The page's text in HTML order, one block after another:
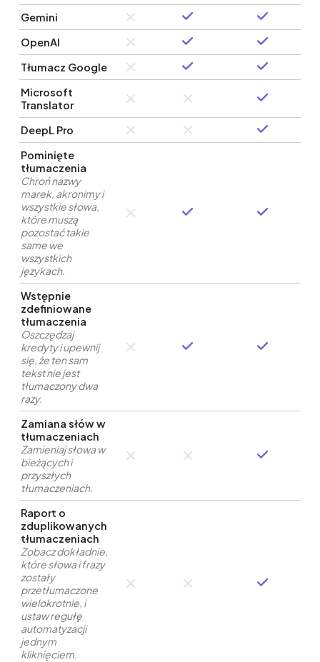
Gemini
OpenAI
Tłumacz Google
Microsoft
Translator
DeepL Pro
Pominięte
tłumaczenia
Chroń nazwy
marek, akronimy i
wszystkie słowa,
które muszą
pozostać takie
same we
wszystkich
językach.
Wstępnie
zdefiniowane
tłumaczenia
Oszczędzaj
kredyty i upewnij
się, że ten sam
tekst nie jest
tłumaczony dwa
razy.
Zamiana słów w
tłumaczeniach
Zamieniaj słowa w
bieżących i
przyszłych
tłumaczeniach.
Raport o
zduplikowanych
tłumaczeniach
Zobacz dokładnie,
które słowa i frazy
zostały
przetłumaczone
wielokrotnie, i
ustaw regułę
automatyzacji
jednym
kliknięciem.